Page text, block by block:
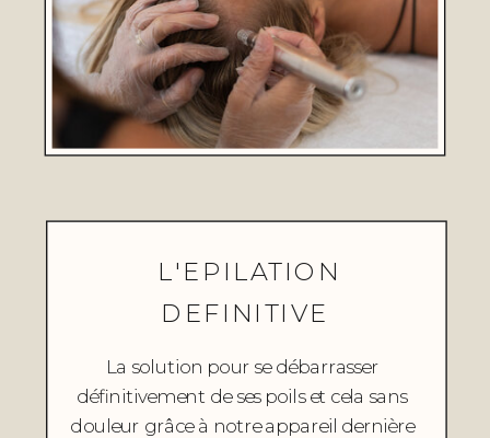
L'EPILATION
DEFINITIVE
La solution pour se débarrasser
définitivement de ses poils et cela sans
douleur grâce à notre appareil dernière